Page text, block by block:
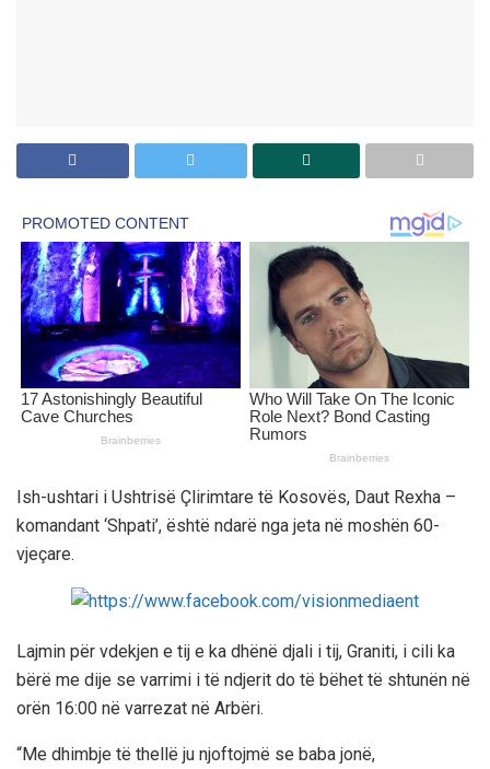
Ish-ushtari i Ushtrisë Çlirimtare të Kosovës, Daut Rexha –
komandant ‘Shpati’, është ndarë nga jeta në moshën 60-
vjeçare.
Lajmin për vdekjen e tij e ka dhënë djali i tij, Graniti, i cili ka
bërë me dije se varrimi i të ndjerit do të bëhet të shtunën në
orën 16:00 në varrezat në Arbëri.
“Me dhimbje të thellë ju njoftojmë se baba jonë,